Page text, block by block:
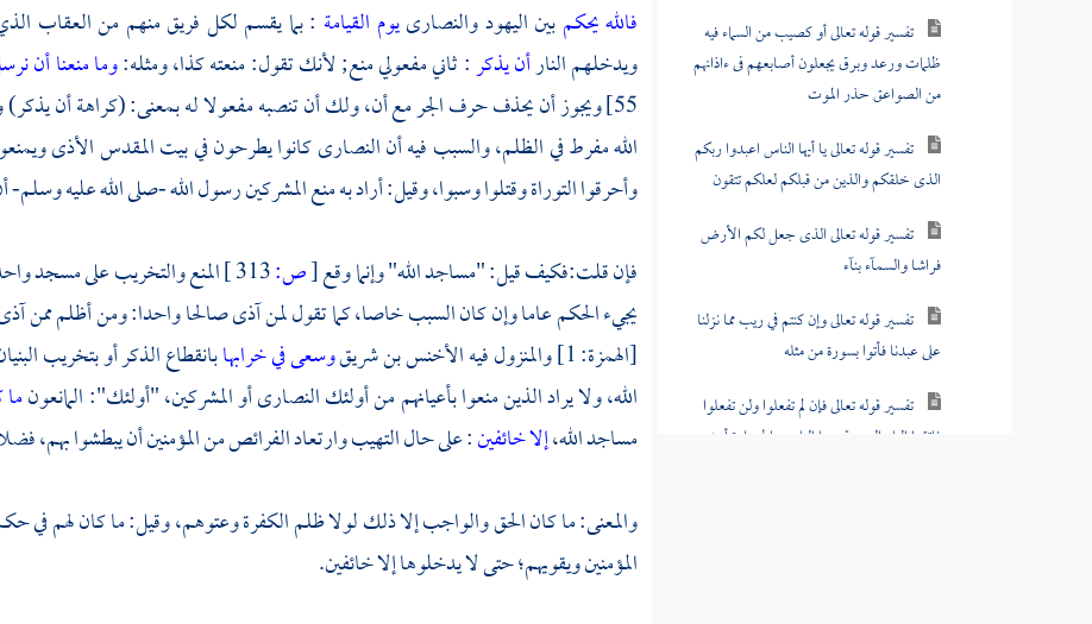
تفسير قوله تعالى أو كصيب من السماء فيه
ظلمات ورعد وبرق يجعلون أصابعهم فى ءاذانهم
من الصواعق حذر الموت
تفسير قوله تعالى يا أيها الناس اعبدوا ربكم
الذى خلقكم والذين من قبلكم لعلكم تتقون
تفسير قوله تعالى الذى جعل لكم الأرض
فراشا والسمآء بنآء
تفسير قوله تعالى وإن كنتم في ريب مما نزلنا
على عبدنا فأتوا بسورة من مثله
تفسير قوله تعالى فإن لم تفعلوا ولن تفعلوا
فاتقوا النار التي وقودها الناس والحجارة أعدت
فالله يحكمبين اليهود والنصارىيوم القيامة : بما يقسم لكل فريق منهم من العقاب
ويدخلهم النارأن يذكر: ثاني مفعولي منع; لأنك تقول: منعته كذا، ومثله:وما منعنا أن
55] ويجوز أن يحذف حرف الجر مع أن، ولك أن تنصبه مفعولا له بمعنى: (كراهة أن
الله مفرط في الظلم، والسبب فيه أن النصارى كانوا يطرحون فيبيت المقدسالأذى
وأحرقوا التوراة وقتلوا وسبوا، وقيل: أراد به منع المشركين رسول الله -صلى الله عليه
فإن قلت:فكيف قيل: "مساجد الله" وإنما وقع[ص: المنع والتخريب على مسجد
يجيء الحكم عاما وإن كان السبب خاصا، كما تقول لمن آذى صالحا واحدا: ومن أظلم ممن
[الهمزة: 1] والمنزول فيه
الأخنس بن شريقوسعى في خرابهابانقطاع الذكر أو بتخريب
الله، ولا يراد الذين منعوا بأعيانهم من أولئك النصارى أو المشركين، "أولئك": المانعون
مساجد الله،إلا خائفين: على حال التهيب وارتعاد الفرائص من المؤمنين أن يبطشوا بهم،
والمعنى: ما كان الحق والواجب إلا ذلك لولا ظلم الكفرة وعتوهم، وقيل: ما كان لهم في
المؤمنين ويقويهم؛ حتى لا يدخلوها إلا خائفين.